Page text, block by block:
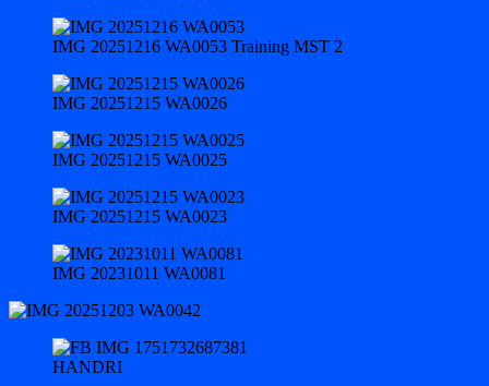
IMG 20251216 WA0053 Training MST 2
IMG 20251215 WA0026
IMG 20251215 WA0025
IMG 20251215 WA0023
IMG 20231011 WA0081
HANDRI